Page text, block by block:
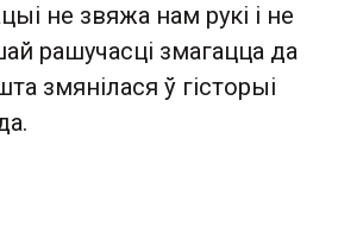
не звяжа нам рукі і не
рашучасці змагацца да
змянілася ў гісторыі